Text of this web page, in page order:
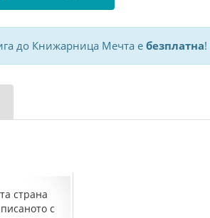
до Книжарница Мечта ебезплатна!
cтpaнa
c